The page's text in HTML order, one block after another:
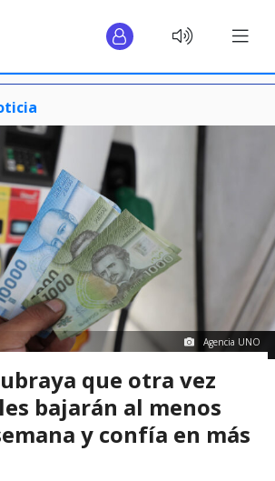
Agencia UNO
que otra vez
bajarán al menos
y confía en más